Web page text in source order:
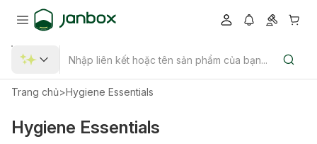
Trang chủ>Hygiene Essentials
Hygiene Essentials